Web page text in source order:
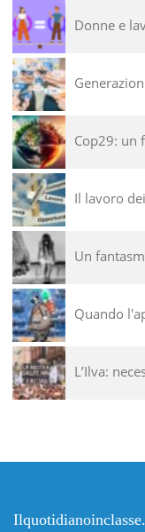
Donne e
Cop29: un
Il lavoro
Un
Quando
L’Ilva: